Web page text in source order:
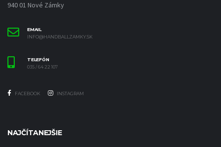
940 01 Nové Zámky
EMAIL
INFO@HANDBALLZAMKY.SK
TELEFÓN
035 / 64 22 107
FACEBOOK INSTAGRAM
NAJČÍTANEJŠIE